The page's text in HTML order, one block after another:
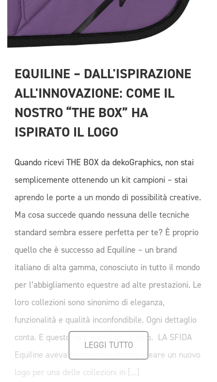
EQUILINE – DALL'ISPIRAZIONE
ALL'INNOVAZIONE: COME IL
NOSTRO “THE BOX” HA
ISPIRATO IL LOGO
LEGGI TUTTO
Quando ricevi THE BOX da dekoGraphics, non stai
semplicemente ottenendo un kit campioni – stai
aprendo le porte a un mondo di possibilità creative.
Ma cosa succede quando nessuna delle tecniche
standard sembra essere perfetta per te? È proprio
quello che è successo ad Equiline – un brand
italiano di alta gamma, conosciuto in tutto il mondo
per l’abbigliamento equestre ad alte prestazioni. Le
loro collezioni sono sinonimo di eleganza,
funzionalità e qualità inconfondibile. Ogni dettaglio
conta. E questo vale anche per il logo. LA SFIDA
Equiline aveva un obiettivo chiaro: creare un nuovo
logo per una delle collezioni in [...]